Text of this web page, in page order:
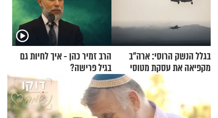
בגלל הנשק הרוסי: ארה"ב
מקפיאה את עסקת מטוסי
הקרב לטורקיה
הרב זמיר כהן - איך לחיות גם
בגיל פרישה?